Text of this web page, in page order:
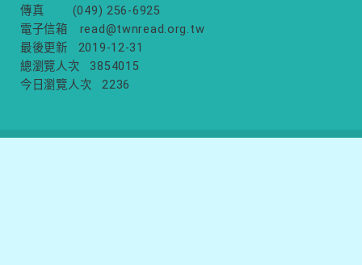
傳真
(049) 256-6925
電子信箱
read@twnread.org.tw
最後更新
2019-12-31
總瀏覽人次
3854015
今日瀏覽人次
2236